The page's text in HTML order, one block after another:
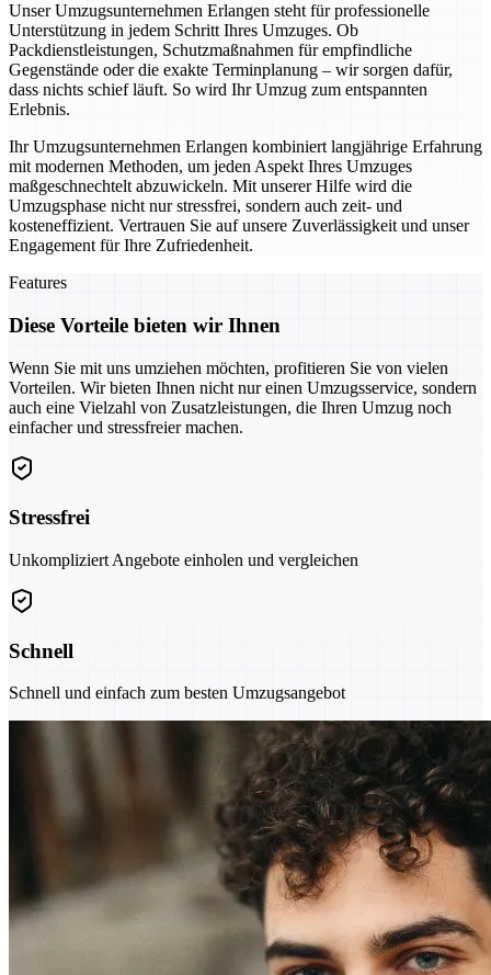
Unser Umzugsunternehmen Erlangen steht für professionelle
Unterstützung in jedem Schritt Ihres Umzuges. Ob
Packdienstleistungen, Schutzmaßnahmen für empfindliche
Gegenstände oder die exakte Terminplanung – wir sorgen dafür,
dass nichts schief läuft. So wird Ihr Umzug zum entspannten
Erlebnis.
Ihr Umzugsunternehmen Erlangen kombiniert langjährige Erfahrung
mit modernen Methoden, um jeden Aspekt Ihres Umzuges
maßgeschnechtelt abzuwickeln. Mit unserer Hilfe wird die
Umzugsphase nicht nur stressfrei, sondern auch zeit- und
kosteneffizient. Vertrauen Sie auf unsere Zuverlässigkeit und unser
Engagement für Ihre Zufriedenheit.
Features
Diese Vorteile bieten wir Ihnen
Wenn Sie mit uns umziehen möchten, profitieren Sie von vielen
Vorteilen. Wir bieten Ihnen nicht nur einen Umzugsservice, sondern
auch eine Vielzahl von Zusatzleistungen, die Ihren Umzug noch
einfacher und stressfreier machen.
Stressfrei
Unkompliziert Angebote einholen und vergleichen
Schnell
Schnell und einfach zum besten Umzugsangebot